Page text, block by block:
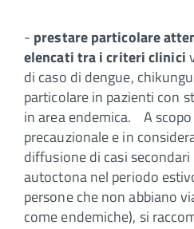
- prestare particolare
elencati tra i criteri clinici
di caso di dengue,
particolare in pazienti con
in area endemica. A
precauzionale e in
diffusione di casi
autoctona nel periodo
persone che non abbiano
come endemiche), si